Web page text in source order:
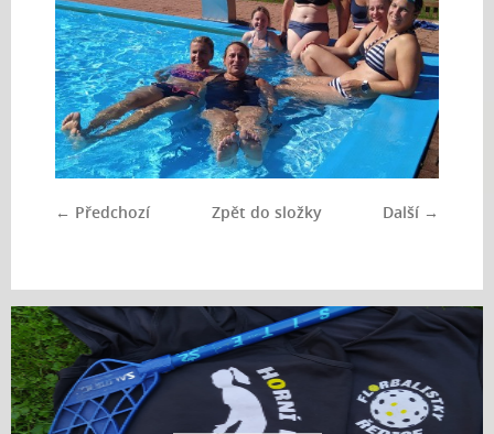
← Předchozí Další →
Zpět do složky